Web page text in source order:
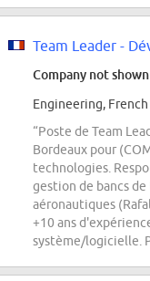
Team Leader -
Company not shown
Engineering, French
“Poste de Team
Bordeaux pour
technologies.
gestion de bancs
aéronautiques
+10 ans
système/logicielle.